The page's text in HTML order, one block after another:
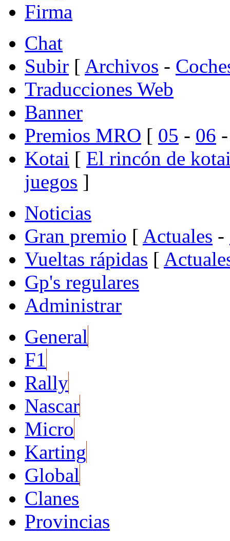
Firma
Chat
Subir [ Archivos -
Traducciones Web
Banner
Premios MRO [ 05 - 06
Kotai [ El rincón de
juegos ]
Noticias
Gran premio [ Actuales -
Vueltas rápidas [
Gp's regulares
Administrar
General
F1
Rally
Nascar
Micro
Karting
Global
Clanes
Provincias